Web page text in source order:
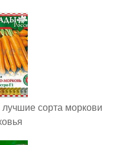
сорта моркови